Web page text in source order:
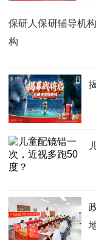
保研人保研辅导机
构